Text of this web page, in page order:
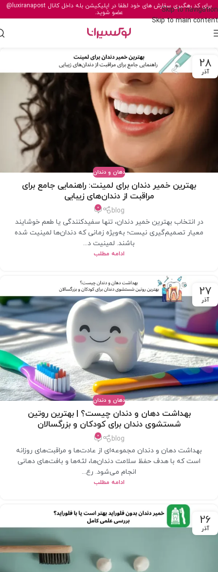
Skip to navigation
Skip to main content
برای کد رهگیری سفارش های خود لطفا در اپلیکیشن بله داخل کانال @luxiranapost
عضو شوید.
28
آذر
دهان و دندان
بهترین خمیر دندان برای لمینت: راهنمایی جامع برای
مراقبت از دندان‌های زیبایی
blog
0
در انتخاب بهترین خمیر دندان، تنها سفیدکنندگی یا طعم خوشایند
معیار تصمیم‌گیری نیست؛ به‌ویژه زمانی که دندان‌ها لمینیت شده
باشند. لمینیت د...
ادامه مطلب
27
آذر
دهان و دندان
بهداشت دهان و دندان چیست؟ | بهترین روتین
شستشوی دندان برای کودکان و بزرگسالان
blog
0
بهداشت دهان و دندان مجموعه‌ای از عادت‌ها و مراقبت‌های روزانه
است که با هدف حفظ سلامت دندان‌ها، لثه‌ها و بافت‌های دهانی
انجام می‌شود. رع...
ادامه مطلب
26
آذر